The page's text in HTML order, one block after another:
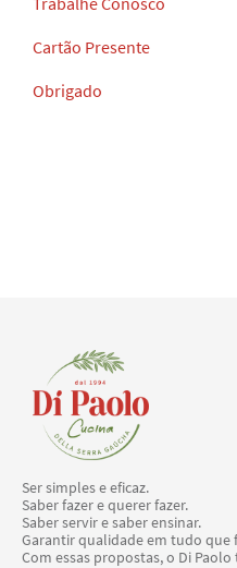
Cartão Presente
Obrigado
Ser simples e eficaz.
Saber fazer e querer fazer.
Saber servir e saber ensinar.
Garantir qualidade em tudo que
Com essas propostas, o Di